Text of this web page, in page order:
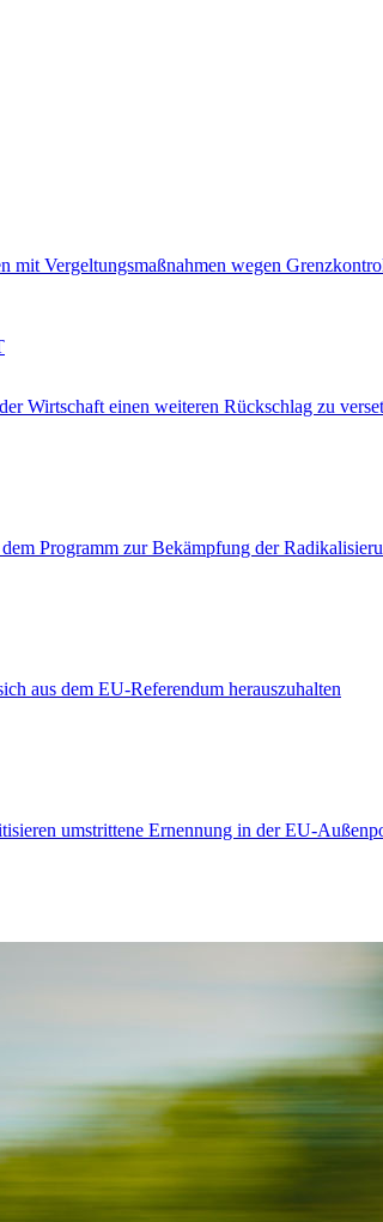
mit Vergeltungsmaßnahmen wegen
Wirtschaft einen weiteren Rückschlag zu
Programm zur Bekämpfung der
aus dem EU-Referendum herauszuhalten
umstrittene Ernennung in der EU-